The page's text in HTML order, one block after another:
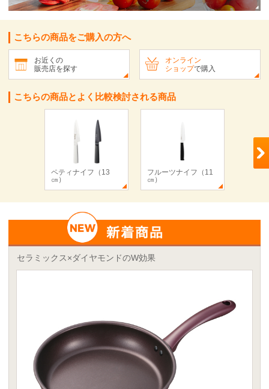
こちらの商品をご購入の方へ
お近くの
販売店を探す
オンライン
ショップで購入
こちらの商品とよく比較検討される商品
ペティナイフ（13
㎝）
フルーツナイフ（11
㎝）
セラミックス×ダイヤモンドのW効果